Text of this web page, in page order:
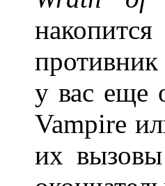
у вас еще
Vampire
их